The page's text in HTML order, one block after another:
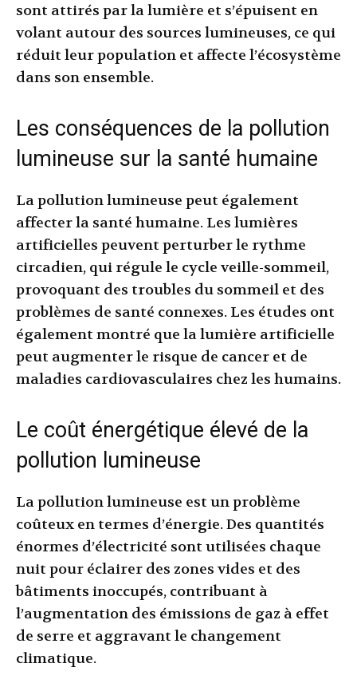
sont attirés par la lumière et s’épuisent en
volant autour des sources lumineuses, ce qui
réduit leur population et affecte l’écosystème
dans son ensemble.
Les conséquences de la pollution
lumineuse sur la santé humaine
La pollution lumineuse peut également
affecter la santé humaine. Les lumières
artificielles peuvent perturber le rythme
circadien, qui régule le cycle veille-sommeil,
provoquant des troubles du sommeil et des
problèmes de santé connexes. Les études ont
également montré que la lumière artificielle
peut augmenter le risque de cancer et de
maladies cardiovasculaires chez les humains.
Le coût énergétique élevé de la
pollution lumineuse
La pollution lumineuse est un problème
coûteux en termes d’énergie. Des quantités
énormes d’électricité sont utilisées chaque
nuit pour éclairer des zones vides et des
bâtiments inoccupés, contribuant à
l’augmentation des émissions de gaz à effet
de serre et aggravant le changement
climatique.